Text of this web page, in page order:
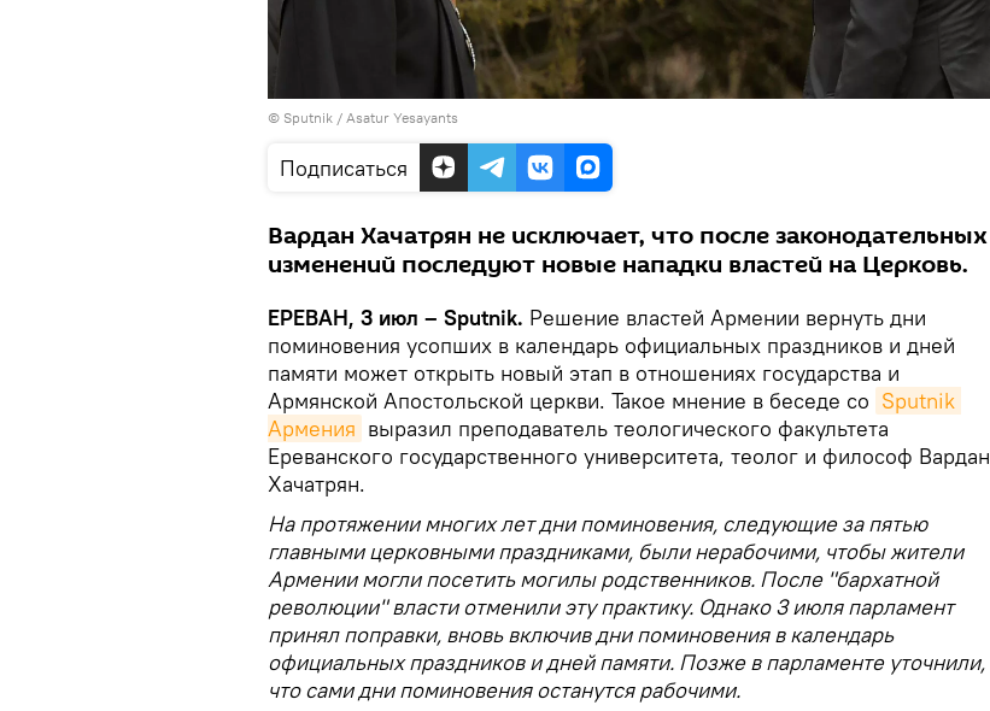
© Sputnik / Asatur Yesayants
Подписаться
Вардан Хачатрян не исключает, что после законодательных
изменений последуют новые нападки властей на Церковь.
ЕРЕВАН, 3 июл – Sputnik. Решение властей Армении вернуть дни
поминовения усопших в календарь официальных праздников и дней
памяти может открыть новый этап в отношениях государства и
Армянской Апостольской церкви. Такое мнение в беседе со Sputnik
Армения выразил преподаватель теологического факультета
Ереванского государственного университета, теолог и философ Вардан
Хачатрян.
На протяжении многих лет дни поминовения, следующие за пятью
главными церковными праздниками, были нерабочими, чтобы жители
Армении могли посетить могилы родственников. После "бархатной
революции" власти отменили эту практику. Однако 3 июля парламент
принял поправки, вновь включив дни поминовения в календарь
официальных праздников и дней памяти. Позже в парламенте уточнили,
что сами дни поминовения останутся рабочими.